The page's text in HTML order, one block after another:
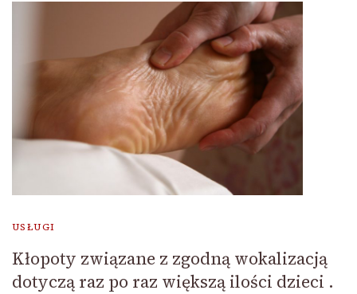
USŁUGI
Kłopoty związane z zgodną wokalizacją
dotyczą raz po raz większą ilości dzieci .